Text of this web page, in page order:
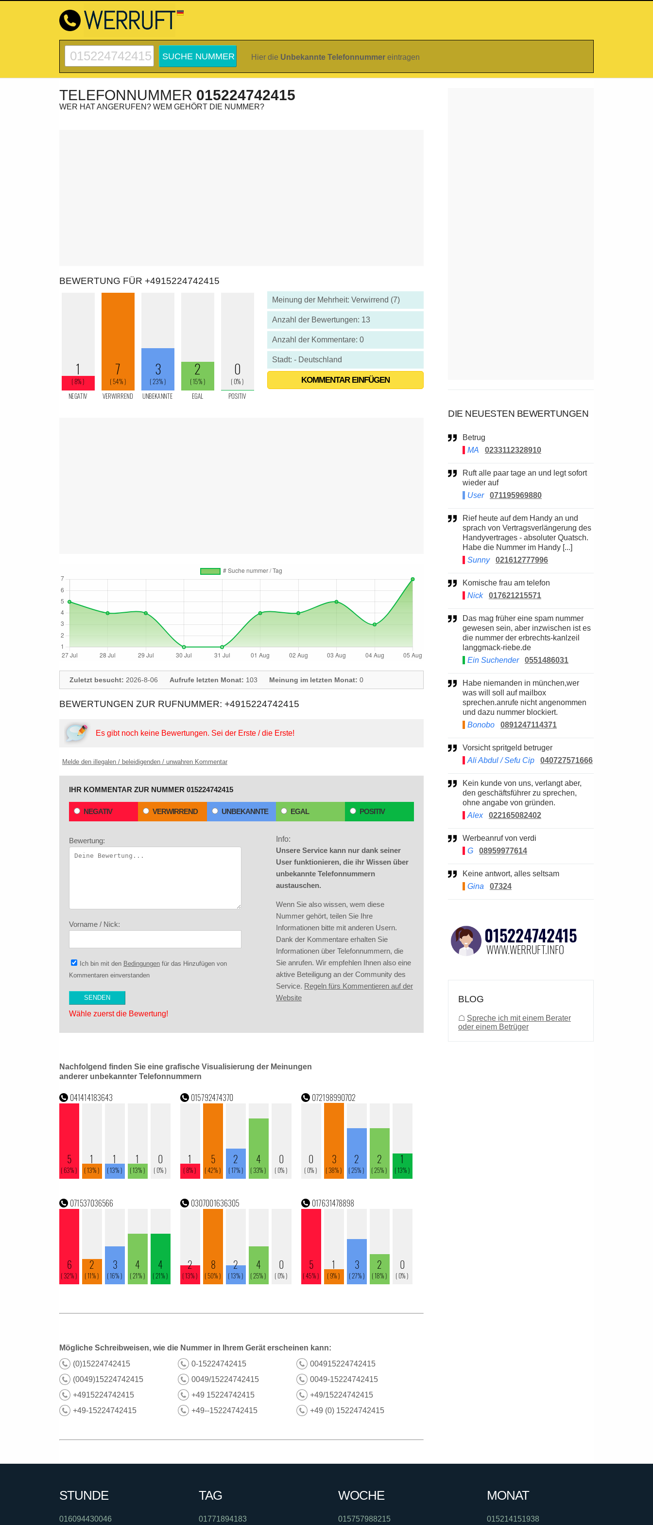
Hier die Unbekannte Telefonnummer eintragen
TELEFONNUMMER 015224742415
WER HAT ANGERUFEN? WEM GEHÖRT DIE NUMMER?
BEWERTUNG FÜR +4915224742415
Meinung der Mehrheit: Verwirrend (7)
Anzahl der Bewertungen: 13
Anzahl der Kommentare: 0
Stadt: - Deutschland
KOMMENTAR EINFÜGEN
Zuletzt besucht: 2026-8-06 Aufrufe letzten Monat: 103 Meinung im letzten Monat: 0
BEWERTUNGEN ZUR RUFNUMMER: +4915224742415
Es gibt noch keine Bewertungen. Sei der Erste / die Erste!
Melde den illegalen / beleidigenden / unwahren Kommentar
IHR KOMMENTAR ZUR NUMMER 015224742415
NEGATIV VERWIRREND UNBEKANNTE EGAL POSITIV
Bewertung:
Vorname / Nick:
Ich bin mit den Bedingungen für das Hinzufügen von
Kommentaren einverstanden
Wähle zuerst die Bewertung!
Info:
Unsere Service kann nur dank seiner
User funktionieren, die ihr Wissen über
unbekannte Telefonnummern
austauschen.
Wenn Sie also wissen, wem diese
Nummer gehört, teilen Sie Ihre
Informationen bitte mit anderen Usern.
Dank der Kommentare erhalten Sie
Informationen über Telefonnummern, die
Sie anrufen. Wir empfehlen Ihnen also eine
aktive Beteiligung an der Community des
Service. Regeln fürs Kommentieren auf der
Website
Nachfolgend finden Sie eine grafische Visualisierung der Meinungen
anderer unbekannter Telefonnummern
Mögliche Schreibweisen, wie die Nummer in Ihrem Gerät erscheinen kann:
(0)15224742415
0-15224742415
004915224742415
(0049)15224742415
0049/15224742415
0049-15224742415
+4915224742415
+49 15224742415
+49/15224742415
+49-15224742415
+49--15224742415 +49 (0) 15224742415
DIE NEUESTEN BEWERTUNGEN
Betrug
MA
0233112328910
Ruft alle paar tage an und legt sofort
wieder auf
User
071195969880
Rief heute auf dem Handy an und
sprach von Vertragsverlängerung des
Handyvertrages - absoluter Quatsch.
Habe die Nummer im Handy [...]
Sunny
021612777996
Komische frau am telefon
Nick
017621215571
Das mag früher eine spam nummer
gewesen sein, aber inzwischen ist es
die nummer der erbrechts-kanlzeil
langgmack-riebe.de
Ein Suchender
0551486031
Habe niemanden in münchen,wer
was will soll auf mailbox
sprechen.anrufe nicht angenommen
und dazu nummer blockiert.
Bonobo
0891247114371
Vorsicht spritgeld betruger
Ali Abdul / Sefu Cip
040727571666
Kein kunde von uns, verlangt aber,
den geschäftsführer zu sprechen,
ohne angabe von gründen.
Alex
022165082402
Werbeanruf von verdi
G
08959977614
Keine antwort, alles seltsam
Gina
07324
BLOG
☖ Spreche ich mit einem Berater
oder einem Betrüger
STUNDE
016094430046
TAG
01771894183
WOCHE
015757988215
MONAT
015214151938